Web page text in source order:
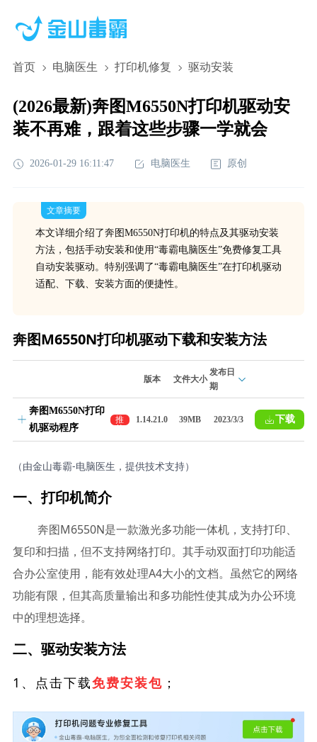
首页 电脑医生 打印机修复 驱动安装
(2026最新)奔图M6550N打印机驱动安
装不再难，跟着这些步骤一学就会
2026-01-29 16:11:47 电脑医生 原创
文章摘要
本文详细介绍了奔图M6550N打印机的特点及其驱动安装
方法，包括手动安装和使用“毒霸电脑医生”免费修复工具
自动安装驱动。特别强调了“毒霸电脑医生”在打印机驱动
适配、下载、安装方面的便捷性。
奔图M6550N打印机驱动下载和安装方法
版本 文件大小
发布日
期
奔图M6550N打印
机驱动程序
推
荐
1.14.21.0 39MB 2023/3/3 下载
（由金山毒霸-电脑医生，提供技术支持）
一、打印机简介
奔图M6550N是一款激光多功能一体机，支持打印、
复印和扫描，但不支持网络打印。其手动双面打印功能适
合办公室使用，能有效处理A4大小的文档。虽然它的网络
功能有限，但其高质量输出和多功能性使其成为办公环境
中的理想选择。
二、驱动安装方法
1、点击下载免费安装包 ；